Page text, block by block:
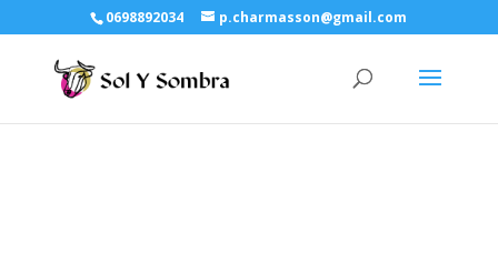
0698892034 p.charmasson@gmail.com